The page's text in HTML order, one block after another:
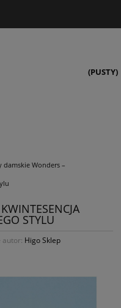
(PUSTY)
damskie Wonders –
STYLU
autor: Higo Sklep